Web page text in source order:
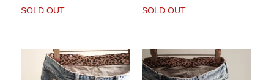
SOLD OUT SOLD OUT